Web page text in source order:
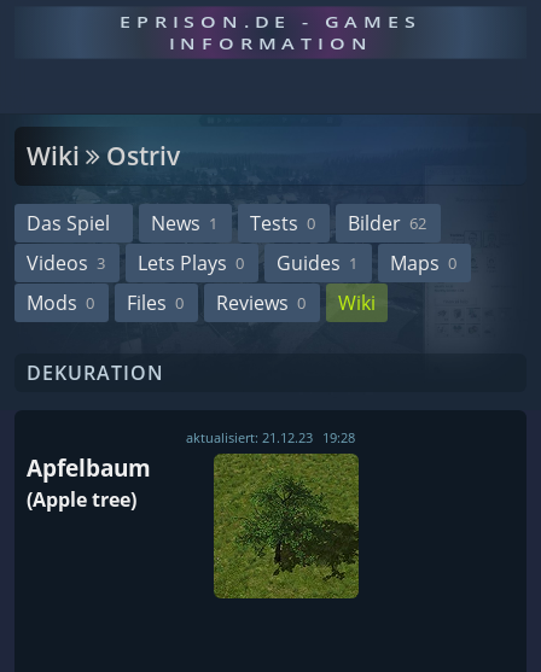
EPRISON.DE - GAMES
INFORMATION
Wiki Ostriv
Das Spiel News 1 Tests 0 Bilder 62
Videos 3 Lets Plays 0 Guides 1 Maps 0
Mods 0 Files 0 Reviews 0 Wiki
DEKURATION
aktualisiert: 21.12.23 19:28
Apfelbaum
(Apple tree)